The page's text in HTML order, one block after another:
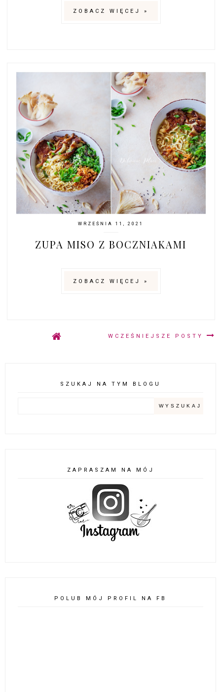
ZOBACZ WIĘCEJ »
WRZEŚNIA 11, 2021
ZUPA MISO Z BOCZNIAKAMI
ZOBACZ WIĘCEJ »
WCZEŚNIEJSZE POSTY
SZUKAJ NA TYM BLOGU
ZAPRASZAM NA MÓJ
POLUB MÓJ PROFIL NA FB